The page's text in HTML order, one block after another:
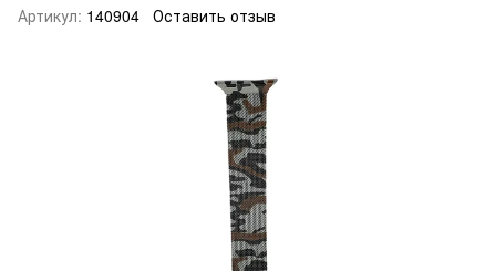
Артикул: 140904 Оставить отзыв